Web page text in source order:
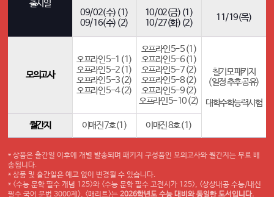
출시일
09/02(수) (1)
09/16(수) (2)
10/02(금) (1)
10/27(화) (2)
11/19(목)
모의고사
오프라인 5-1 (1)
오프라인 5-2 (1)
오프라인 5-3 (2)
오프라인 5-4 (2)
오프라인 5-5 (1)
오프라인 5-6 (1)
오프라인 5-7 (2)
오프라인 5-8 (2)
오프라인 5-9 (2)
오프라인 5-10 (2)
칠기모 패키지
(일정 추후 공유)
대학수학능력시험
월간지 이매진 7호(1) 이매진 8호 (1)
* 상품은 출간일 이후에 개별 발송되며 패키지 구성품인 모의고사와 월간지는 무료 배
송됩니다.
* 상품 및 출간일은 예고 없이 변경될 수 있습니다.
* <수능 문학 필수 개념 125>와 <수능 문학 필수 고전시가 125>, <상상내공 수능/내신
필수 국어 문법 3000제>, <매리트>는 2026학년도 수능 대비와 동일한 도서입니다.